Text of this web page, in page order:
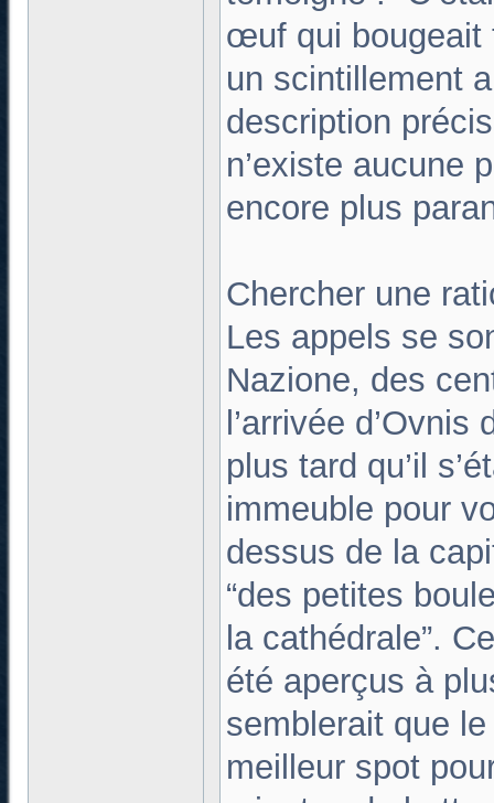
œuf qui bougeait
un scintillement
description
n’existe aucune
encore plus
Chercher une
Les appels se
Nazione, des
l’arrivée
plus tard qu’il
immeuble pour
dessus de la
“des petites
la cathédrale”.
été aperçus à
semblerait que
meilleur spot